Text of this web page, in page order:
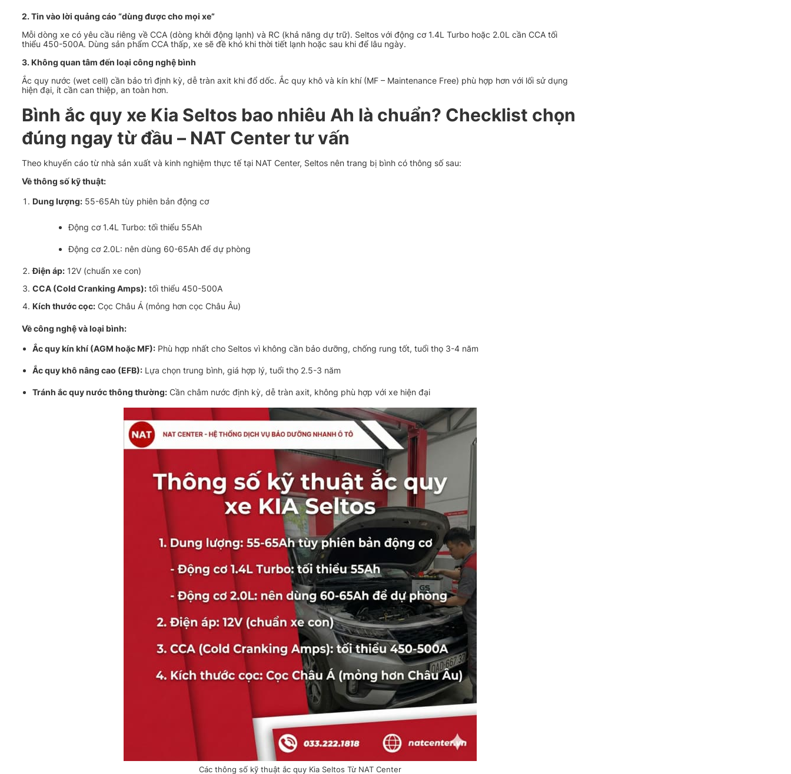
2. Tin vào lời quảng cáo “dùng được cho mọi xe”
Mỗi dòng xe có yêu cầu riêng về CCA (dòng khởi động lạnh) và RC (khả năng dự trữ). Seltos với động cơ 1.4L Turbo hoặc 2.0L cần CCA tối
thiểu 450-500A. Dùng sản phẩm CCA thấp, xe sẽ đề khó khi thời tiết lạnh hoặc sau khi để lâu ngày.
3. Không quan tâm đến loại công nghệ bình
Ắc quy nước (wet cell) cần bảo trì định kỳ, dễ tràn axit khi đổ dốc. Ắc quy khô và kín khí (MF – Maintenance Free) phù hợp hơn với lối sử dụng
hiện đại, ít cần can thiệp, an toàn hơn.
Bình ắc quy xe Kia Seltos bao nhiêu Ah là chuẩn? Checklist chọn
đúng ngay từ đầu – NAT Center tư vấn
Theo khuyến cáo từ nhà sản xuất và kinh nghiệm thực tế tại NAT Center, Seltos nên trang bị bình có thông số sau:
Về thông số kỹ thuật:
Dung lượng: 55-65Ah tùy phiên bản động cơ
Động cơ 1.4L Turbo: tối thiểu 55Ah
Động cơ 2.0L: nên dùng 60-65Ah để dự phòng
Điện áp: 12V (chuẩn xe con)
CCA (Cold Cranking Amps): tối thiểu 450-500A
Kích thước cọc: Cọc Châu Á (mỏng hơn cọc Châu Âu)
Về công nghệ và loại bình:
Ắc quy kín khí (AGM hoặc MF): Phù hợp nhất cho Seltos vì không cần bảo dưỡng, chống rung tốt, tuổi thọ 3-4 năm
Ắc quy khô nâng cao (EFB): Lựa chọn trung bình, giá hợp lý, tuổi thọ 2.5-3 năm
Tránh ắc quy nước thông thường: Cần châm nước định kỳ, dễ tràn axit, không phù hợp với xe hiện đại
Các thông số kỹ thuật ắc quy Kia Seltos Từ NAT Center